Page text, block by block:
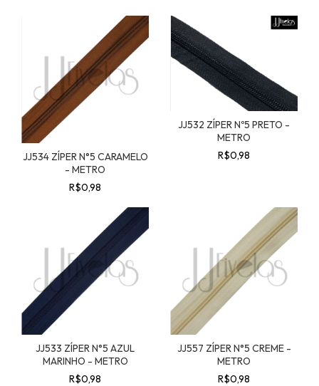
JJ534 ZÍPER N°5 CARAMELO
- METRO
R$0,98
JJ532 ZÍPER Nº5 PRETO -
METRO
R$0,98
JJ533 ZÍPER N°5 AZUL
MARINHO - METRO
R$0,98
JJ557 ZÍPER N°5 CREME -
METRO
R$0,98